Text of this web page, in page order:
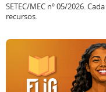
SETEC/MEC nº 05/2026.
recursos.